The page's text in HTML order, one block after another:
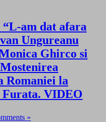
“L-am dat afara
Ungureanu
Ghirco si
Romaniei la
VIDEO
»